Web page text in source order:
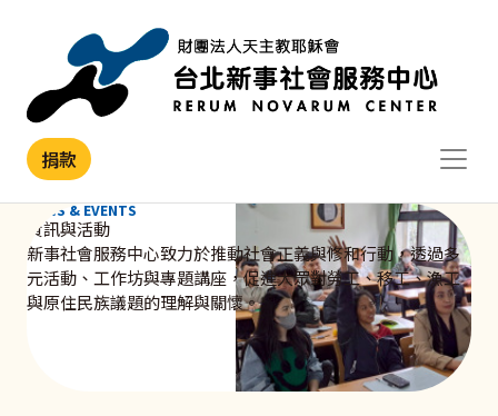
捐款
NEWS & EVENTS
資訊與活動
新事社會服務中心致力於推動社會正義與修和行動，透過多
元活動、工作坊與專題講座，促進大眾對勞工、移工、漁工
與原住民族議題的理解與關懷。